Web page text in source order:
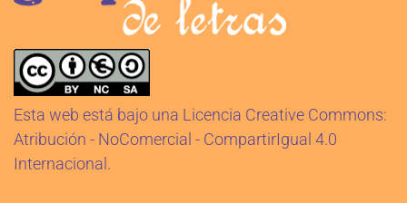
Esta web está bajo una Licencia Creative Commons:
Atribución - NoComercial - CompartirIgual 4.0
Internacional.